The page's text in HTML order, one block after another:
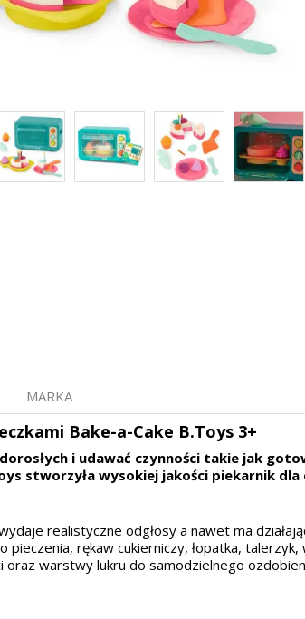
MARKA
Bake-a-Cake B.Toys 3+
i udawać czynności takie jak
stworzyła wysokiej jakości piekarnik
realistyczne odgłosy a nawet ma
pieczenia, rękaw cukierniczy, łopatka, talerzyk,
oraz warstwy lukru do samodzielnego